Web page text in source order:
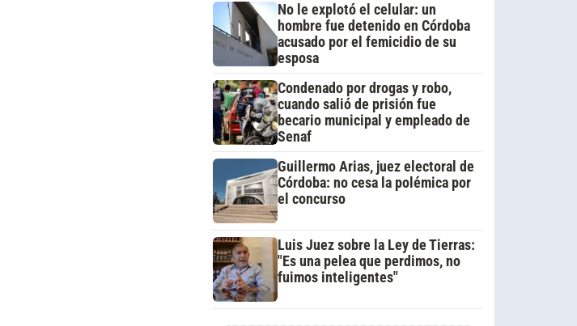
No le explotó el celular: un
hombre fue detenido en Córdoba
acusado por el femicidio de su
esposa
Condenado por drogas y robo,
cuando salió de prisión fue
becario municipal y empleado de
Senaf
Guillermo Arias, juez electoral de
Córdoba: no cesa la polémica por
el concurso
Luis Juez sobre la Ley de Tierras:
"Es una pelea que perdimos, no
fuimos inteligentes"